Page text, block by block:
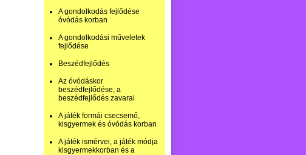
A gondolkodás fejlődése
óvódás korban
A gondolkodási műveletek
fejlődése
Beszédfejlődés
Az óvódáskor
beszédfejlődése, a
beszédfejlődés zavarai
A játék formái csecsemő,
kisgyermek és óvódás korban
A játék ismérvei, a játék módja
kisgyermekkorban és a